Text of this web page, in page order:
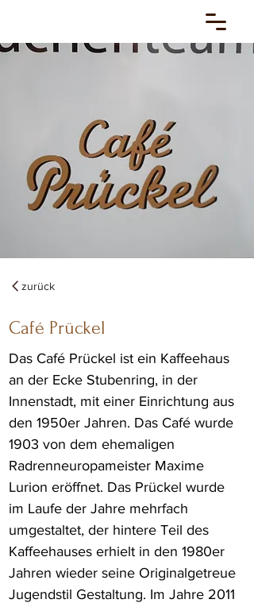
zurück
Café Prückel
Das Café Prückel ist ein Kaffeehaus
an der Ecke Stubenring, in der
Innenstadt, mit einer Einrichtung aus
den 1950er Jahren. Das Café wurde
1903 von dem ehemaligen
Radrenneuropameister Maxime
Lurion eröffnet. Das Prückel wurde
im Laufe der Jahre mehrfach
umgestaltet, der hintere Teil des
Kaffeehauses erhielt in den 1980er
Jahren wieder seine Originalgetreue
Jugendstil Gestaltung. Im Jahre 2011